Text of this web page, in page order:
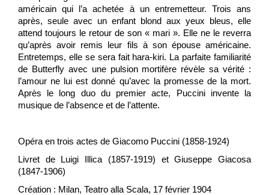
américain qui l’a achetée à un entremetteur. Trois ans
après, seule avec un enfant blond aux yeux bleus, elle
attend toujours le retour de son « mari ». Elle ne le reverra
qu’après avoir remis leur fils à son épouse américaine.
Entretemps, elle se sera fait hara-kiri. La parfaite familiarité
de Butterfly avec une pulsion mortifère révèle sa vérité :
l’amour ne lui est donné qu’avec la promesse de la mort.
Après le long duo du premier acte, Puccini invente la
musique de l’absence et de l’attente.
Opéra en trois actes de Giacomo Puccini (1858-1924)
Livret de Luigi Illica (1857-1919) et Giuseppe Giacosa
(1847-1906)
Création : Milan, Teatro alla Scala, 17 février 1904